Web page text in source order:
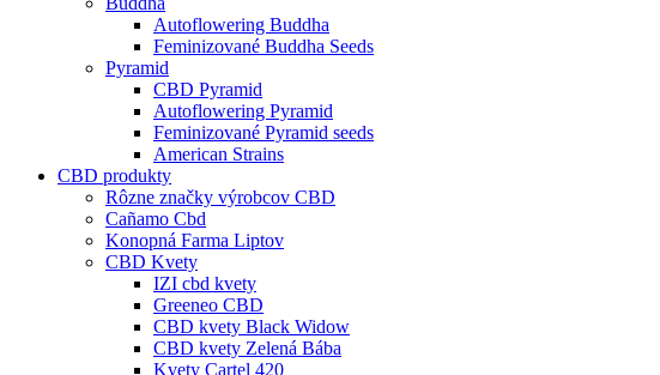
Autoflowering Buddha
Feminizované Buddha Seeds
Pyramid
CBD Pyramid
Autoflowering Pyramid
Feminizované Pyramid seeds
American Strains
CBD produkty
Rôzne značky výrobcov CBD
Cañamo Cbd
Konopná Farma Liptov
CBD Kvety
IZI cbd kvety
Greeneo CBD
CBD kvety Black Widow
CBD kvety Zelená Bába
Kvety Cartel 420